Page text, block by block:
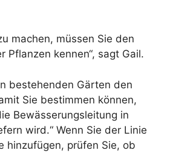
machen, müssen Sie den
Pflanzen kennen“, sagt Gail.
bestehenden Gärten den
Sie bestimmen können,
Bewässerungsleitung in
wird.“ Wenn Sie der Linie
hinzufügen, prüfen Sie, ob